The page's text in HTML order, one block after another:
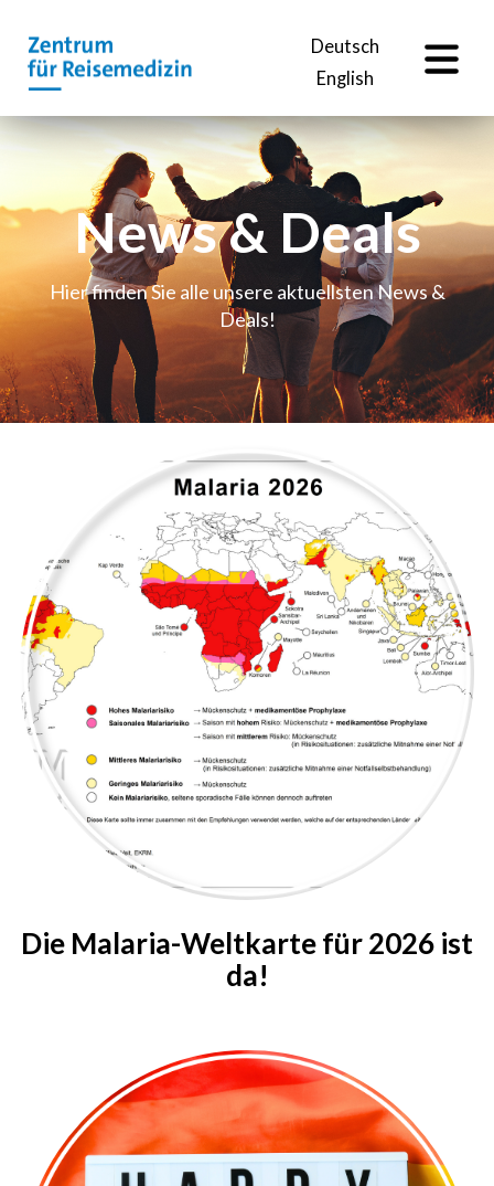
Deutsch
English
News & Deals
Hier finden Sie alle unsere aktuellsten News &
Deals!
Die Malaria-Weltkarte für 2026 ist
da!